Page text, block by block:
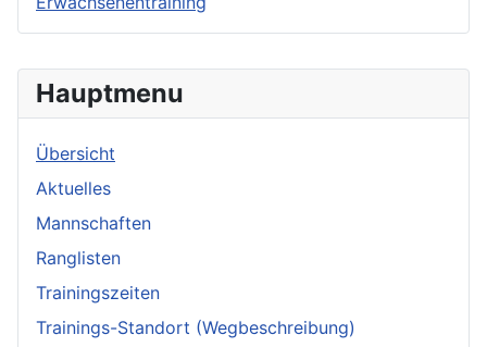
Hauptmenu
Übersicht
Aktuelles
Mannschaften
Ranglisten
Trainingszeiten
Trainings-Standort (Wegbeschreibung)